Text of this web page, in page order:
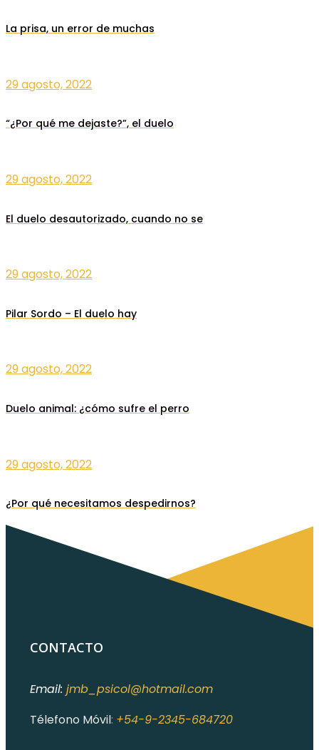
La prisa, un error de muchas
29 agosto, 2022
“¿Por qué me dejaste?”, el duelo
29 agosto, 2022
El duelo desautorizado, cuando no se
29 agosto, 2022
Pilar Sordo – El duelo hay
29 agosto, 2022
Duelo animal: ¿cómo sufre el perro
29 agosto, 2022
¿Por qué necesitamos despedirnos?
CONTACTO
Email: jmb_psicol@hotmail.com
Télefono Móvil: +54-9-2345-684720